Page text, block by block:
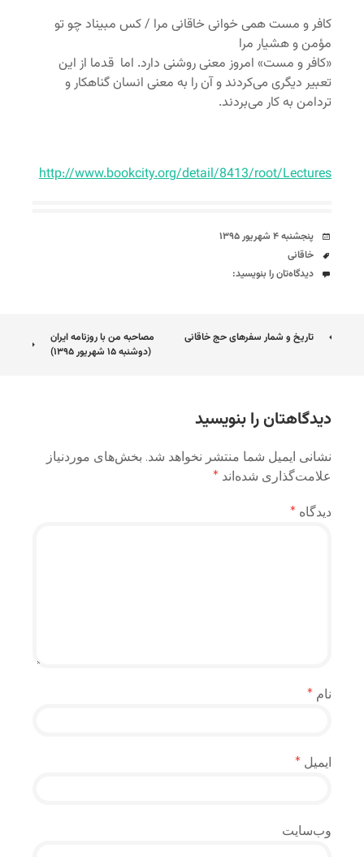
کافر و مست همی خوانی خاقانی مرا / کس مبیناد چو تو
مؤمن و هشیار مرا
«کافر و مست» امروز معنی روشنی دارد. اما قدما از این
تعبیر دیگری می‌کردند و آن را به معنی انسان گناهکار و
تردامن به کار می‌بردند.
http://www.bookcity.org/detail/8413/root/Lectures
تاریخ
پنجشنبه ۴ شهریور ۱۳۹۵
برچسب‌ها
خاقانی
دیدگاه‌ها
دیدگاه‌تان را بنویسید:
ناوبری
تاریخ و شمار سفرهای حج خاقانی
مصاحبه من با روزنامه ایران
(دوشنبه ۱۵ شهریور ۱۳۹۵)
دیدگاهتان را بنویسید
نشانی ایمیل شما منتشر نخواهد شد. بخش‌های موردنیاز
علامت‌گذاری شده‌اند *
دیدگاه *
نام *
ایمیل *
وب‌سایت